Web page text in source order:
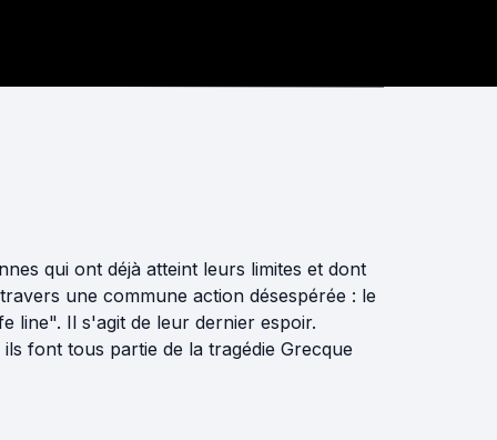
qui ont déjà atteint leurs limites et dont
une commune action désespérée : le
line". Il s'agit de leur dernier espoir.
font tous partie de la tragédie Grecque